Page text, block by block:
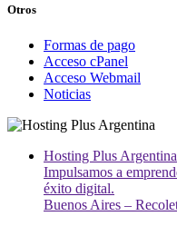
Otros
Formas de pago
Acceso cPanel
Acceso Webmail
Noticias
Hosting Plus Argentina
Impulsamos a
éxito digital.
Buenos Aires –